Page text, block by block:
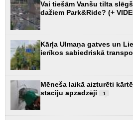
Vai tiešām Vanšu tilta
dažiem Park&Ride? (+
Kārļa Ulmaņa gatves un
ierīkos sabiedriskā
Mēneša laikā aizturēti
staciju apzadzēji
1